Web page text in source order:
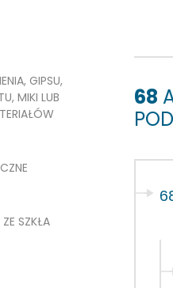
GIPSU,
MIKI LUB
SZKŁA
68